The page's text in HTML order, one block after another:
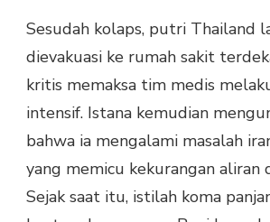
Sesudah kolaps, putri Thailand
dievakuasi ke rumah sakit
kritis memaksa tim medis
intensif. Istana kemudian
bahwa ia mengalami masalah
yang memicu kekurangan aliran
Sejak saat itu, istilah koma